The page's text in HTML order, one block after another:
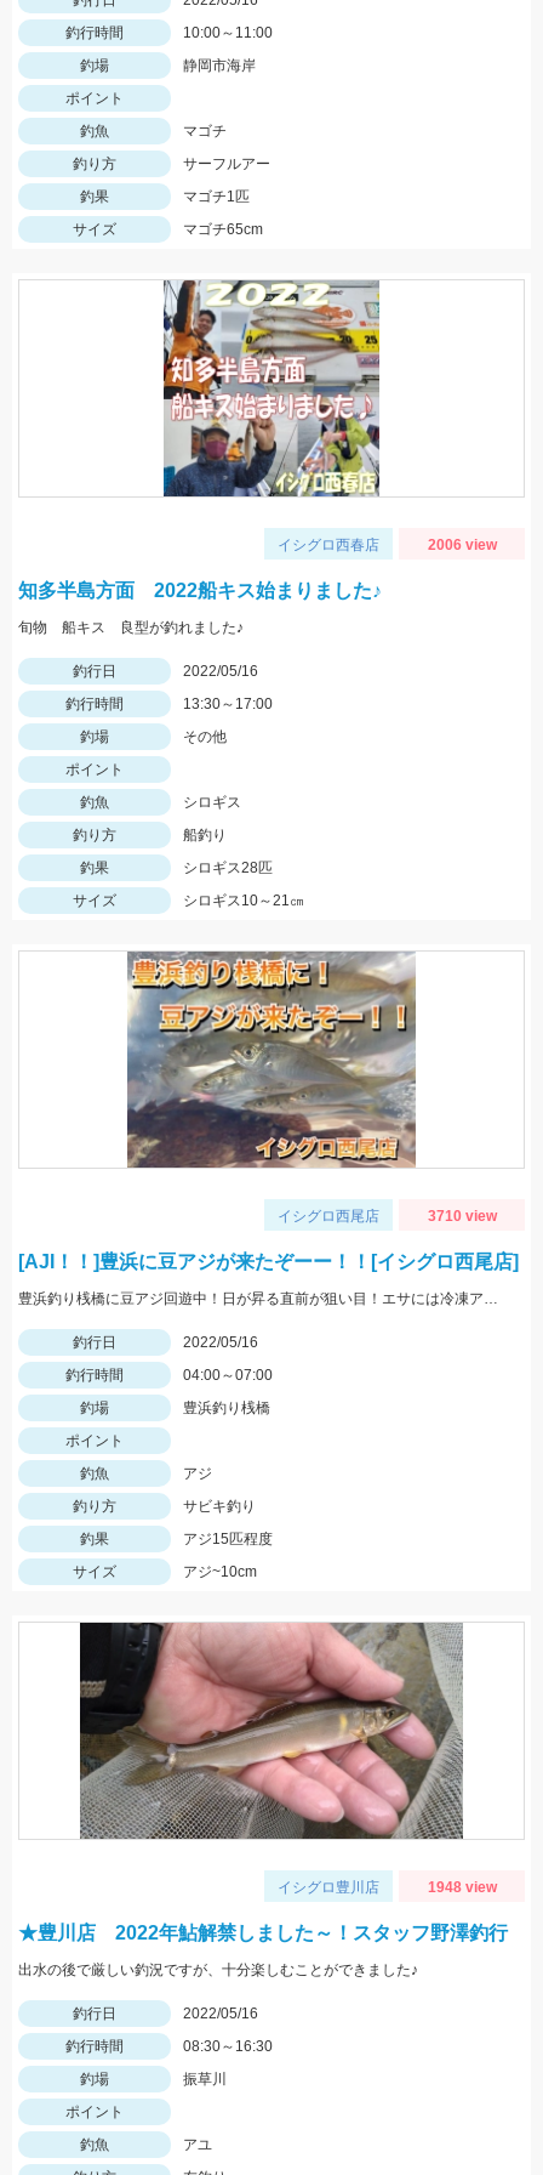
釣行時間
10:00～11:00
釣場
静岡市海岸
ポイント
釣魚
マゴチ
釣り方
サーフルアー
釣果
マゴチ1匹
サイズ
マゴチ65cm
イシグロ西春店 2006 view
知多半島方面 2022船キス始まりました♪
旬物 船キス 良型が釣れました♪
釣行日
2022/05/16
釣行時間
13:30～17:00
釣場
その他
ポイント
釣魚
シロギス
釣り方
船釣り
釣果
シロギス28匹
サイズ
シロギス10～21㎝
イシグロ西尾店 3710 view
[AJI！！]豊浜に豆アジが来たぞーー！！[イシグロ西尾店]
豊浜釣り桟橋に豆アジ回遊中！日が昇る直前が狙い目！エサには冷凍アミエビ＆王道アジを使用しました！
釣行日
2022/05/16
釣行時間
04:00～07:00
釣場
豊浜釣り桟橋
ポイント
釣魚
アジ
釣り方
サビキ釣り
釣果
アジ15匹程度
サイズ
アジ~10cm
イシグロ豊川店 1948 view
★豊川店 2022年鮎解禁しました～！スタッフ野澤釣行
出水の後で厳しい釣況ですが、十分楽しむことができました♪
釣行日
2022/05/16
釣行時間
08:30～16:30
釣場
振草川
ポイント
釣魚
アユ